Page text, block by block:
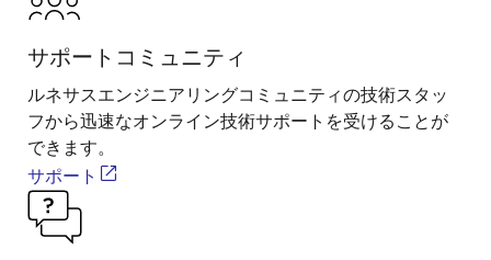
サポートコミュニティ
ルネサスエンジニアリングコミュニティの技術スタッ
フから迅速なオンライン技術サポートを受けることが
できます。
サポート